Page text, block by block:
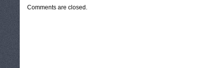
Comments are closed.